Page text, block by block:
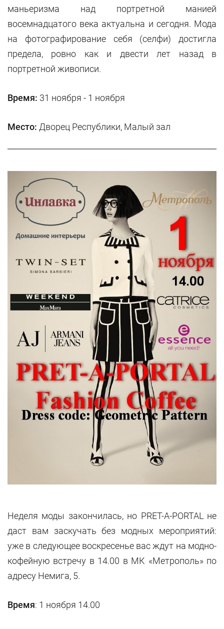
маньеризма над портретной манией
восемнадцатого века актуальна и сегодня. Мода
на фотографирование себя (селфи) достигла
предела, ровно как и двести лет назад в
портретной живописи.
Время: 31 ноября - 1 ноября
Место: Дворец Республики, Малый зал
Неделя моды закончилась, но PRET-A-PORTAL не
даст вам заскучать без модных мероприятий:
уже в следующее воскресенье вас ждут на модно-
кофейную встречу в 14.00 в МК «Метрополь» по
адресу Немига, 5.
Время: 1 ноября 14.00